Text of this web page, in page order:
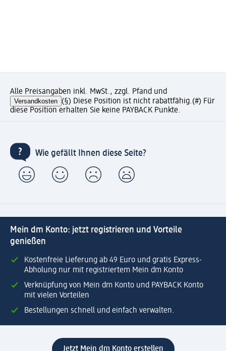
Alle Preisangaben inkl. MwSt., zzgl. Pfand und
Versandkosten (§) Diese Position ist nicht rabattfähig.(#) Für
diese Position erhalten Sie keine PAYBACK Punkte.
Wie gefällt Ihnen diese Seite?
Mein dm Konto: jetzt registrieren und Vorteile
genießen
Kostenfreie Lieferung ab 49 Euro und gratis Express-
Abholung nur mit registriertem Mein dm Konto
Verknüpfung von Mein dm Konto und PAYBACK Konto
mit vielen Vorteilen
Bestellungen schnell und einfach verwalten.
Jetzt Mein dm Konto erstellen